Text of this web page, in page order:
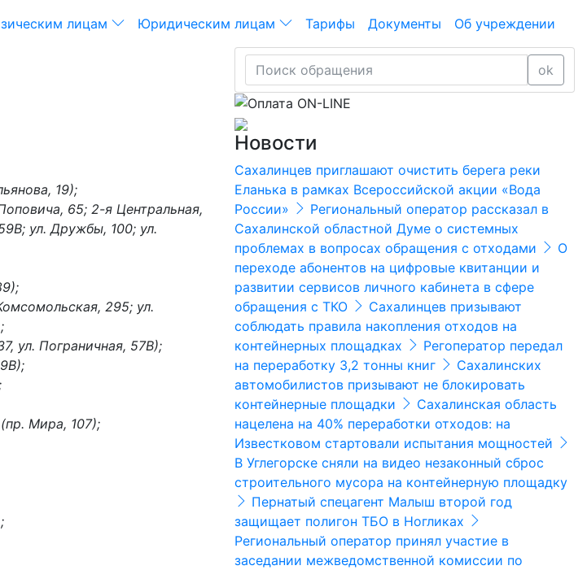
лицам Юридическим лицам Тарифы Документы Об учреждении
19);
65; 2-я Центральная,
ул. Дружбы, 100; ул.
295; ул.
ул. Пограничная, 57В);
(пр. Мира, 107);
ok
Новости
Сахалинцев приглашают очистить берега реки
Еланька в рамках Всероссийской акции «Вода
России»
Региональный оператор рассказал в
Сахалинской областной Думе о системных
проблемах в вопросах обращения с отходами
О
переходе абонентов на цифровые квитанции и
развитии сервисов личного кабинета в сфере
обращения с ТКО
Сахалинцев призывают
соблюдать правила накопления отходов на
контейнерных площадках
Регоператор передал
на переработку 3,2 тонны книг
Сахалинских
автомобилистов призывают не блокировать
контейнерные площадки
Сахалинская область
нацелена на 40% переработки отходов: на
Известковом стартовали испытания мощностей
В Углегорске сняли на видео незаконный сброс
строительного мусора на контейнерную площадку
Пернатый спецагент Малыш второй год
защищает полигон ТБО в Ногликах
Региональный оператор принял участие в
заседании межведомственной комиссии по